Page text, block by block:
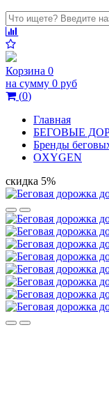
Корзина 0
на сумму 0 руб
(0)
Главная
БЕГОВЫЕ
Бренды
OXYGEN
скидка 5%